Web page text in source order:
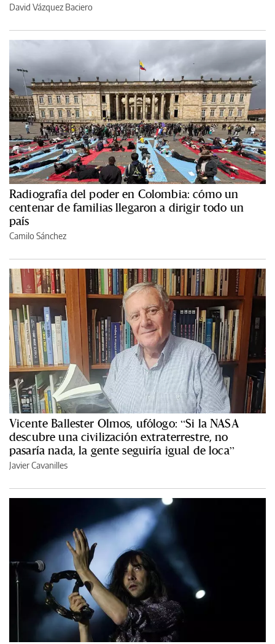
David Vázquez Baciero
Radiografía del poder en Colombia: cómo un
centenar de familias llegaron a dirigir todo un
país
Camilo Sánchez
Vicente Ballester Olmos, ufólogo: “Si la NASA
descubre una civilización extraterrestre, no
pasaría nada, la gente seguiría igual de loca”
Javier Cavanilles